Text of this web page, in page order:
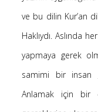
10 Şubat 2026
Biraz Hayal, Biraz Aşk,
24 Ağustos 2025
Kader: Alın Yazısı mı Akıl
20 Şubat 2025
Anlam Arayışı – Günlük
ve bu dilin Kur’an
Haklıydı. Aslında
yapmaya gerek
samimi bir insan
Anlamak için